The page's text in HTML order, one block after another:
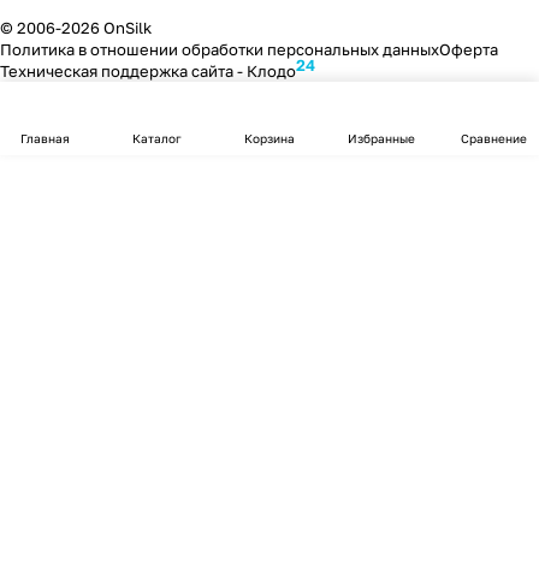
© 2006-2026 OnSilk
Политика в отношении обработки персональных данныхОферта
Техническая поддержка сайта - Клодо24
Главная Каталог Корзина Избранные Сравнение